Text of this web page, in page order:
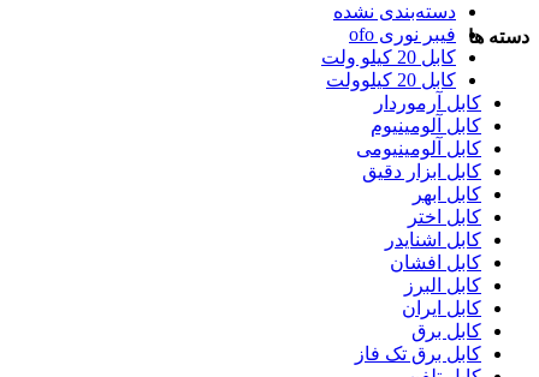
دسته ها
دسته‌بندی نشده
فیبر نوری ofo
کابل 20 کیلو ولت
کابل 20 کیلوولت
کابل آرموردار
کابل آلومینیوم
کابل آلومینیومی
کابل ابزار دقیق
کابل ابهر
کابل اختر
کابل اشنایدر
کابل افشان
کابل البرز
کابل ایران
کابل برق
کابل برق تک فاز